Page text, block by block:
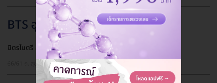
BTS อุดมสุข
มิตรไมตรี สาขาอุดมสุข
66/61 ถ. สุขุมวิท 103 แขวงบางนา เขตบางนา กรุงเทพมหานคร 10260